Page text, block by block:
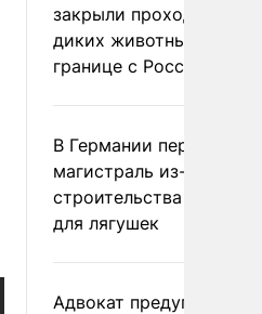
закрыли проходы для
диких животных на
границе с Россией
В Германии перекрыли
магистраль из-за
строительства
для лягушек
Адвокат предупредил